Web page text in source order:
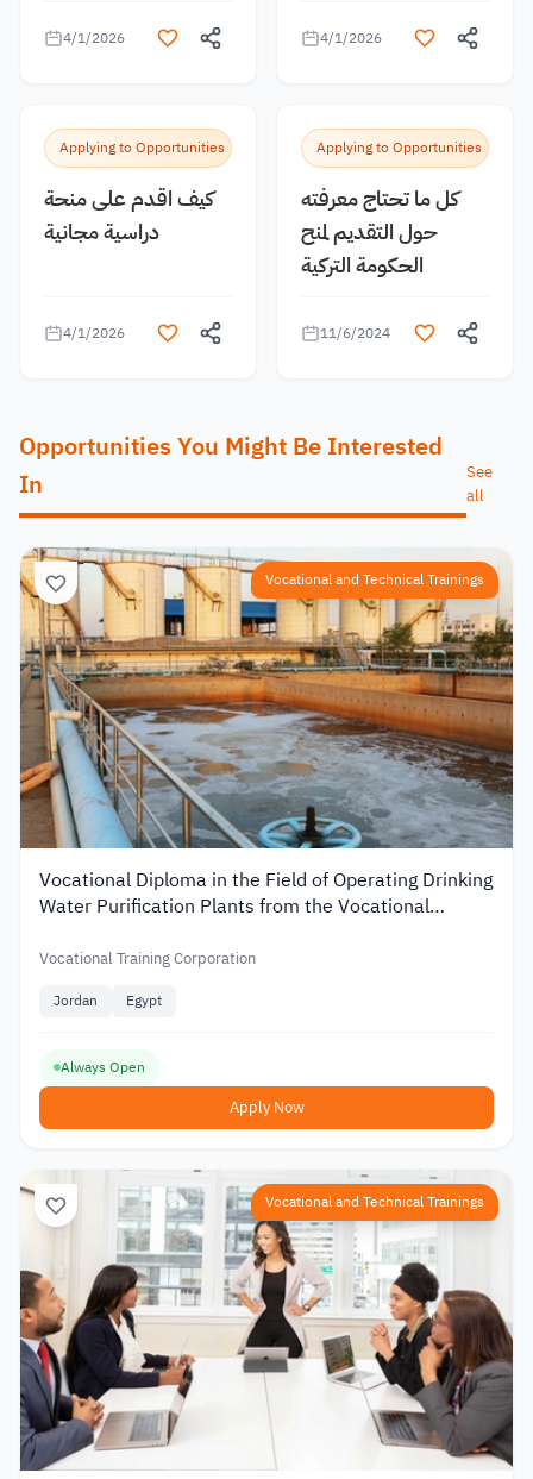
4/1/2026 4/1/2026
Applying to Opportunities
كيف اقدم على منحة
دراسية مجانية
4/1/2026
Applying to Opportunities
كل ما تحتاج معرفته
حول التقديم لمنح
الحكومة التركية
11/6/2024
Opportunities You Might Be Interested
In
See
all
Vocational and Technical Trainings
Vocational Diploma in the Field of Operating Drinking
Water Purification Plants from the Vocational
Vocational Training Corporation
Jordan Egypt
Always Open
Apply Now
Vocational and Technical Trainings